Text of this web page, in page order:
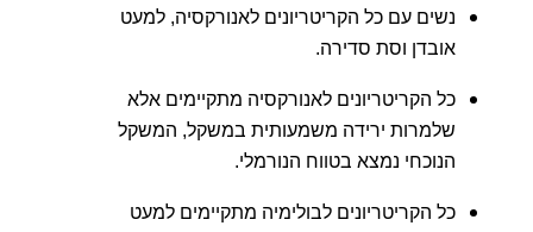
נשים עם כל הקריטריונים לאנורקסיה, למעט
אובדן וסת סדירה.
כל הקריטריונים לאנורקסיה מתקיימים אלא
שלמרות ירידה משמעותית במשקל, המשקל
הנוכחי נמצא בטווח הנורמלי.
כל הקריטריונים לבולימיה מתקיימים למעט